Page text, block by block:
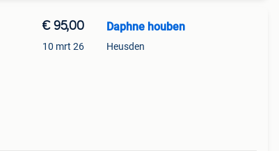
€ 95,00
10 mrt 26
Daphne houben
Heusden